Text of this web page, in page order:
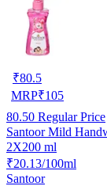
₹80.5
MRP₹105
80.50 Regular Price
Santoor Mild
2X200 ml
₹20.13/100ml
Santoor